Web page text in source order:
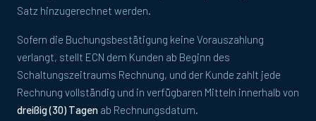
Satz hinzugerechnet werden.
Sofern die Buchungsbestätigung keine Vorauszahlung
verlangt, stellt ECN dem Kunden ab Beginn des
Schaltungszeitraums Rechnung, und der Kunde zahlt jede
Rechnung vollständig und in verfügbaren Mitteln innerhalb von
dreißig (30) Tagen ab Rechnungsdatum.